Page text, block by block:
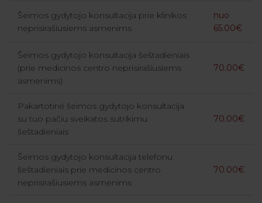
Šeimos gydytojo konsultacija prie klinikos
neprisirašiusiems asmenims
nuo
65.00€
Šeimos gydytojo konsultacija šeštadieniais
(prie medicinos centro neprisirašiusiems
asmenims)
70.00€
Pakartotinė šeimos gydytojo konsultacija
su tuo pačiu sveikatos sutrikimu
šeštadieniais
70.00€
Šeimos gydytojo konsultacija telefonu
šeštadieniais prie medicinos centro
neprisirašiusiems asmenims
70.00€